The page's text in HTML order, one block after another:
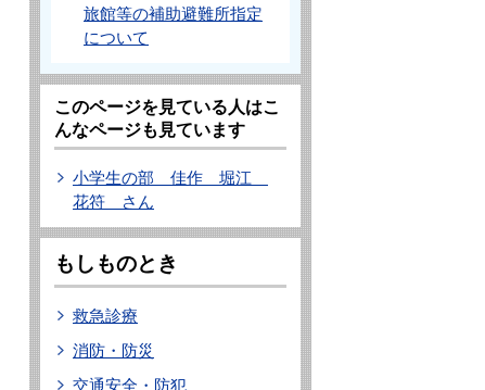
旅館等の補助避難所指定
について
このページを見ている人はこ
んなページも見ています
小学生の部 佳作 堀江
花符 さん
もしものとき
救急診療
消防・防災
交通安全・防犯